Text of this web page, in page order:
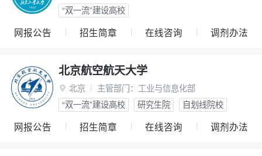
“双一流”建设高校
网报公告 招生简章 在线咨询 调剂办法
北京航空航天大学
 北京 主管部门： 工业与信息化部
“双一流”建设高校
研究生院 自划线院校
网报公告 招生简章 在线咨询 调剂办法